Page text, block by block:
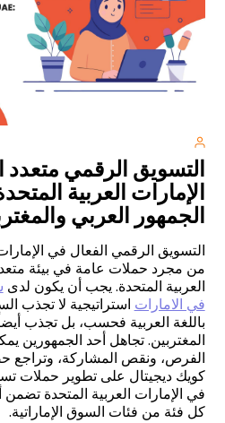
التسويق الرقمي متعدد
الإمارات العربية
الجمهور العربي
التسويق الرقمي الفعال في
من مجرد حملات عامة في بيئة
العربية المتحدة. يجب أن يكون لدى
في الامارات استراتيجية لا تجذب
باللغة العربية فحسب، بل تجذب
المغتربين. تجاهل أحد الجمهورين
الفرص، ونقص المشاركة، وتراجع
كويك ديجيتال على تطوير حملات
في الإمارات العربية المتحدة
كل فئة من فئات السوق الإماراتية.